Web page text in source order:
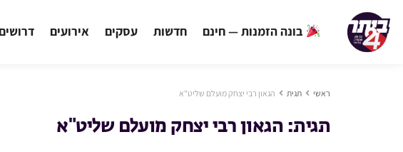
בונה הזמנות — חינם חדשות עסקים אירועים דרושים
ראשי תגית הגאון רבי יצחק מועלם שליט"א
תגית: הגאון רבי יצחק מועלם שליט"א